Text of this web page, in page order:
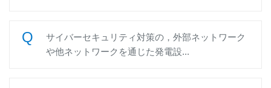
サイバーセキュリティ対策の，外部ネットワーク
や他ネットワークを通じた発電設...